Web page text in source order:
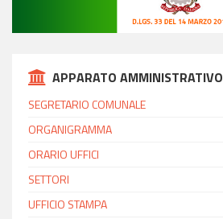
APPARATO AMMINISTRATIVO
SEGRETARIO COMUNALE
ORGANIGRAMMA
ORARIO UFFICI
SETTORI
UFFICIO STAMPA